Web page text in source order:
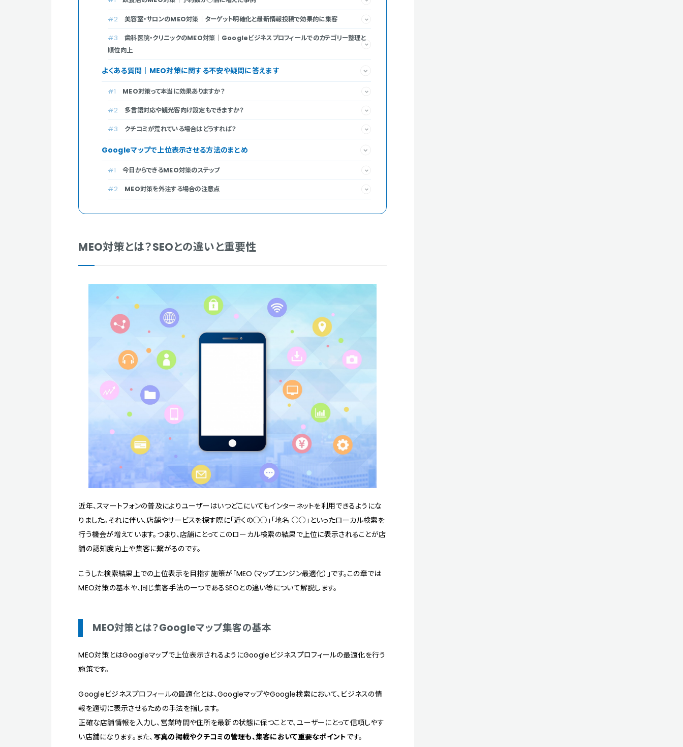
美容室・サロンのMEO対策｜ターゲット明確化と最新情報投稿で効果的に集客
歯科医院・クリニックのMEO対策｜Googleビジネスプロフィールでのカテゴリー整理と
順位向上
よくある質問｜MEO対策に関する不安や疑問に答えます
MEO対策って本当に効果ありますか？
多言語対応や観光客向け設定もできますか？
クチコミが荒れている場合はどうすれば？
Googleマップで上位表示させる方法のまとめ
今日からできるMEO対策のステップ
MEO対策を外注する場合の注意点
MEO対策とは？SEOとの違いと重要性
近年、スマートフォンの普及によりユーザーはいつどこにいてもインターネットを利用できるようにな
りました。それに伴い、店舗やサービスを探す際に「近くの○○」「地名 ○○」といったローカル検索を
行う機会が増えています。つまり、店舗にとってこのローカル検索の結果で上位に表示されることが店
舗の認知度向上や集客に繋がるのです。
こうした検索結果上での上位表示を目指す施策が「MEO（マップエンジン最適化）」です。この章では
MEO対策の基本や、同じ集客手法の一つであるSEOとの違い等について解説します。
MEO対策とは？Googleマップ集客の基本
MEO対策とはGoogleマップで上位表示されるようにGoogleビジネスプロフィールの最適化を行う
施策です。
Googleビジネスプロフィールの最適化とは、GoogleマップやGoogle検索において、ビジネスの情
報を適切に表示させるための手法を指します。
正確な店舗情報を入力し、営業時間や住所を最新の状態に保つことで、ユーザーにとって信頼しやす
い店舗になります。また、 写真の掲載やクチコミの管理も、集客において重要なポイントです。